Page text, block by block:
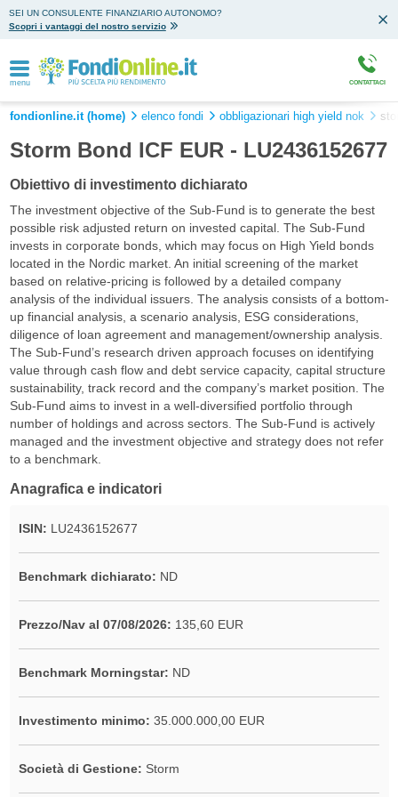
SEI UN CONSULENTE FINANZIARIO AUTONOMO?
Scopri i vantaggi del nostro servizio
menu CONTATTACI
fondionline.it (home) elenco fondi obbligazionari high yield nok
Storm Bond ICF EUR - LU2436152677
Obiettivo di investimento dichiarato
The investment objective of the Sub-Fund is to generate the best
possible risk adjusted return on invested capital. The Sub-Fund
invests in corporate bonds, which may focus on High Yield bonds
located in the Nordic market. An initial screening of the market
based on relative-pricing is followed by a detailed company
analysis of the individual issuers. The analysis consists of a bottom-
up financial analysis, a scenario analysis, ESG considerations,
diligence of loan agreement and management/ownership analysis.
The Sub-Fund’s research driven approach focuses on identifying
value through cash flow and debt service capacity, capital structure
sustainability, track record and the company’s market position. The
Sub-Fund aims to invest in a well-diversified portfolio through
number of holdings and across sectors. The Sub-Fund is actively
managed and the investment objective and strategy does not refer
to a benchmark.
Anagrafica e indicatori
ISIN: LU2436152677
Benchmark dichiarato: ND
Prezzo/Nav al 07/08/2026: 135,60 EUR
Benchmark Morningstar: ND
Investimento minimo: 35.000.000,00 EUR
Società di Gestione: Storm